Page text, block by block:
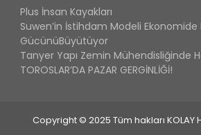
Plus İnsan Kayakları
Suwen’in İstihdam Modeli Ekonomide
GücünüBüyütüyor
Tanyer Yapı Zemin Mühendisliğinde
TOROSLAR’DA PAZAR GERGİNLİĞİ!
Copyright © 2025 Tüm hakları KOLAY